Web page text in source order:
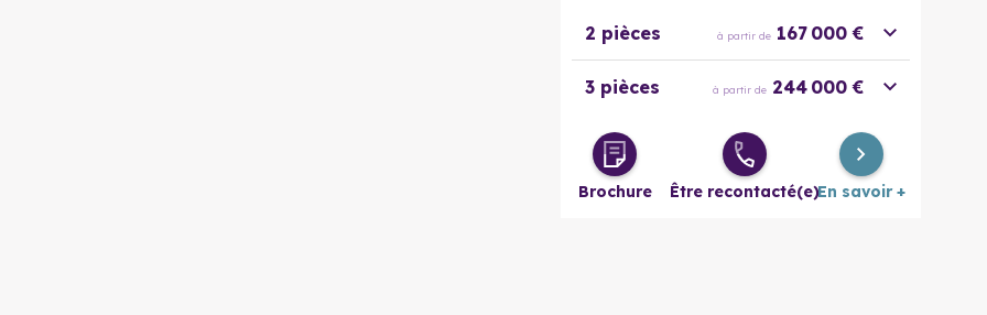
2 pièces à partir de 167 000 €
3 pièces à partir de 244 000 €
Brochure Être recontacté(e)En savoir +